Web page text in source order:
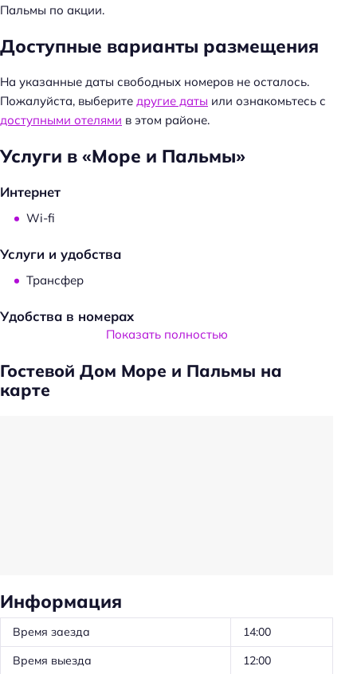
Пальмы по акции.
Доступные варианты размещения
На указанные даты свободных номеров не осталось.
Пожалуйста, выберите другие даты или ознакомьтесь с
доступными отелями в этом районе.
Услуги в «Море и Пальмы»
Интернет
Wi-fi
Услуги и удобства
Трансфер
Удобства в номерах
Кондиционер в номере
Общая информация
Кондиционер в номере
Оплата картой
Показать полностью
Гостевой Дом Море и Пальмы на
карте
Информация
Время заезда
14:00
Время выезда
12:00